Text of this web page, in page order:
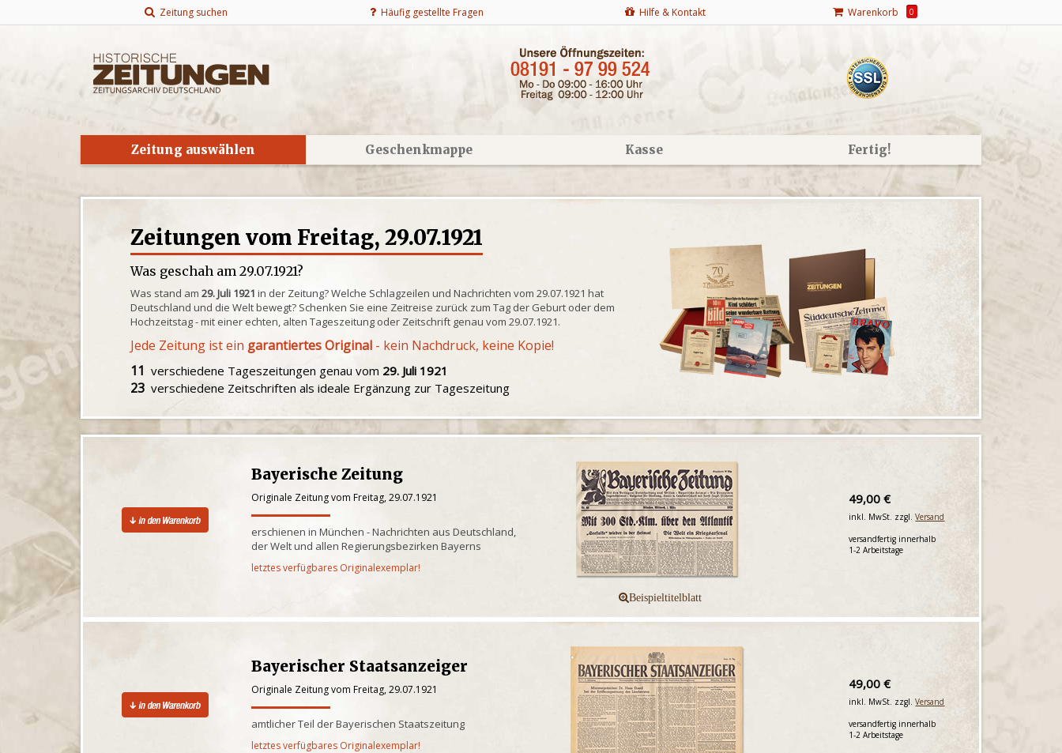
Zeitung suchen Häufig gestellte Fragen Hilfe & Kontakt Warenkorb 0
Zeitung auswählen Geschenkmappe Kasse Fertig!
Zeitungen vom Freitag, 29.07.1921
Was geschah am 29.07.1921?
Was stand am29. Juli 1921 in der Zeitung? Welche Schlagzeilen und Nachrichten vom 29.07.1921 hat
Deutschland und die Welt bewegt? Schenken Sie eine Zeitreise zurück zum Tag der Geburt oder dem
Hochzeitstag - mit einer echten, alten Tageszeitung oder Zeitschrift genau vom 29.07.1921.
Jede Zeitung ist ein garantiertes Original - kein Nachdruck, keine Kopie!
11 verschiedene Tageszeitungen genau vom 29. Juli 1921
23 verschiedene Zeitschriften als ideale Ergänzung zur Tageszeitung
Bayerische Zeitung
Originale Zeitung vom Freitag, 29.07.1921
erschienen in München - Nachrichten aus Deutschland,
der Welt und allen Regierungsbezirken Bayerns
letztes verfügbares Originalexemplar!
49,00 €
inkl. MwSt. zzgl.Versand
versandfertig innerhalb
1-2 Arbeitstage
Bayerischer Staatsanzeiger
Originale Zeitung vom Freitag, 29.07.1921
amtlicher Teil der Bayerischen Staatszeitung
letztes verfügbares Originalexemplar!
49,00 €
inkl. MwSt. zzgl.Versand
versandfertig innerhalb
1-2 Arbeitstage